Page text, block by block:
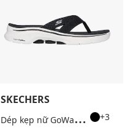
SKECHERS
D
ép kẹp nữ GoWalk 7 +3